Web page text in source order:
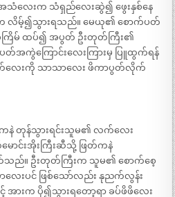
အသံလေးက သံရှည်လေးဆွဲ၍ ဖွေးနှစ်နေ
က လိမ့်၍သွားရသည်။ မေယု၏ စောက်ပတ်
ကြိမ် ထပ်၍ အပွတ် ဦးတုတ်ကြီး၏
တ်အကွဲကြောင်းလေးကြားမှ ပြူထွက်ရန်
လေးကို သာသာလေး ဖိကာပွတ်လိုက်
တုန်သွားရင်းသူမ၏ လက်လေး
င်းအိုးကြီးဆီသို့ ဖြတ်ကနဲ
ည်။ ဦးတုတ်ကြီးက သူမ၏ စောက်စေ့
ေးပင် ဖြစ်သော်လည်း နုညက်လွန်း
ားက ပို၍သွားရတော့ရာ ခပ်ဖိဖိလေး